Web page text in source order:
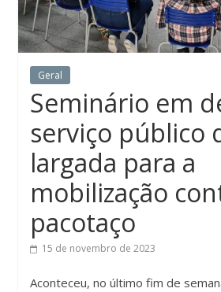
Geral
Seminário em
serviço público
largada para a
mobilização
pacotaço
15 de novembro de 2023
Aconteceu, no último fim de